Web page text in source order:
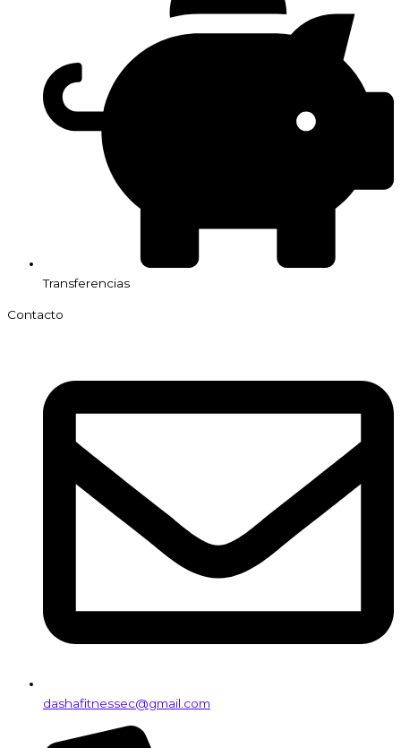
Transferencias
Contacto
dashafitnessec@gmail.com